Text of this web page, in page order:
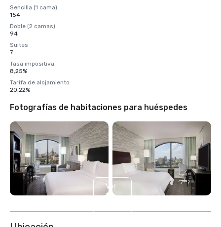
Sencilla (1 cama)
154
Doble (2 camas)
94
Suites
7
Tasa impositiva
8,25%
Tarifa de alojamiento
20,22%
Fotografías de habitaciones para huéspedes
Ver
10